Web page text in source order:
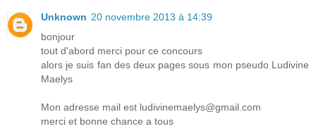
Unknown 20 novembre 2013 à 14:39
bonjour
tout d'abord merci pour ce concours
alors je suis fan des deux pages sous mon pseudo Ludivine
Maelys
Mon adresse mail est ludivinemaelys@gmail.com
merci et bonne chance a tous